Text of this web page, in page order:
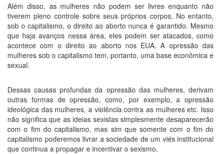
Além disso, as mulheres não podem ser livres enquanto não
tiverem pleno controle sobre seus próprios corpos. No entanto,
sob o capitalismo, o direito ao aborto nunca é garantido. Mesmo
que haja avanços nessa área, eles podem ser atacados, como
acontece com o direito ao aborto nos EUA. A opressão das
mulheres sob o capitalismo tem, portanto, uma base econômica e
sexual.
Dessas causas profundas da opressão das mulheres, derivam
outras formas de opressão, como, por exemplo, a opressão
ideológica das mulheres, a violência contra as mulheres etc. Isso
não significa que as ideias sexistas simplesmente desaparecerão
com o fim do capitalismo, mas sim que somente com o fim do
capitalismo poderemos livrar a sociedade de um viés institucional
que continua a propagar e incentivar o sexismo.